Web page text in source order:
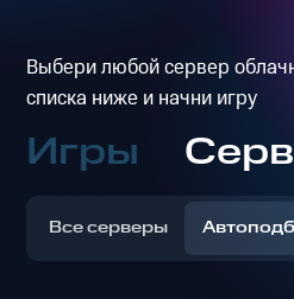
Выбери любой сервер
списка ниже и начни игру
Игры
Все серверы